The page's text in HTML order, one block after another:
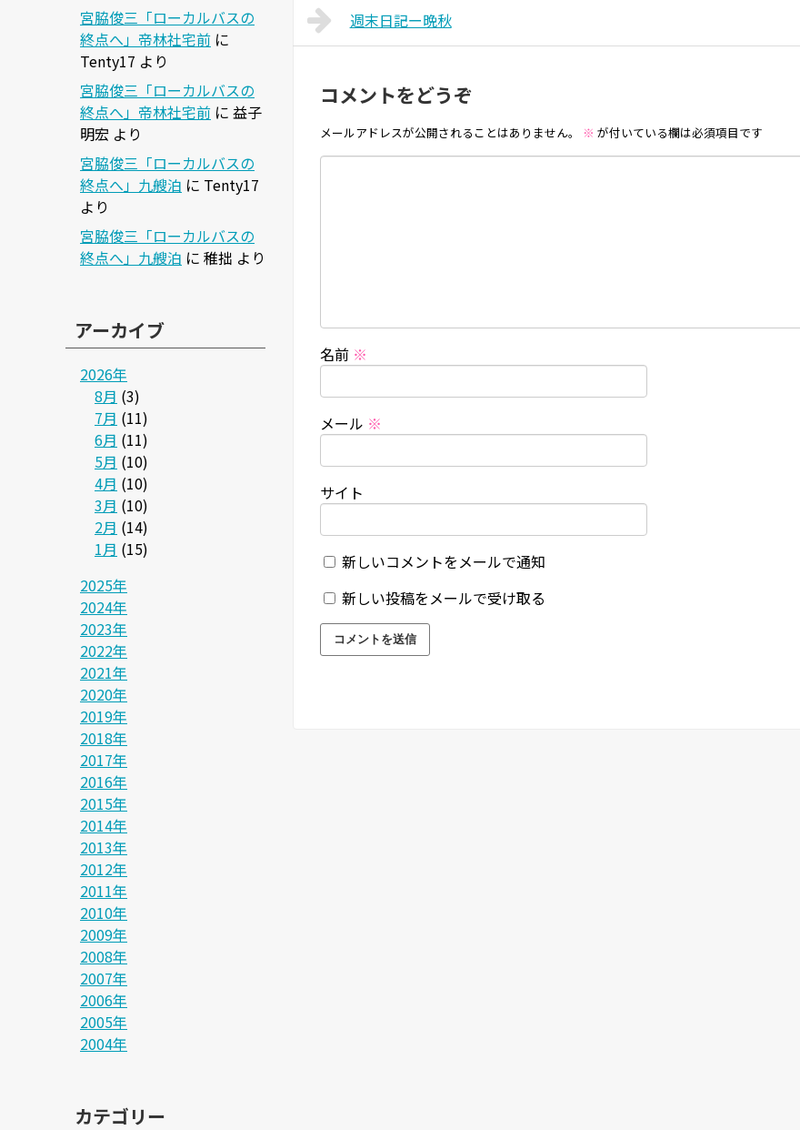
週末日記ー晩秋
コメントをどうぞ
メールアドレスが公開されることはありません。 ※ が付いている欄は必須項目です
名前 ※
メール ※
サイト
新しいコメントをメールで通知
新しい投稿をメールで受け取る
宮脇俊三「ローカルバスの
終点へ」帝林社宅前 に
Tenty17 より
宮脇俊三「ローカルバスの
終点へ」帝林社宅前 に 益子
明宏 より
宮脇俊三「ローカルバスの
終点へ」九艘泊 に Tenty17
より
宮脇俊三「ローカルバスの
終点へ」九艘泊 に 稚拙 より
アーカイブ
2026年
8月 (3)
7月 (11)
6月 (11)
5月 (10)
4月 (10)
3月 (10)
2月 (14)
1月 (15)
2025年
2024年
2023年
2022年
2021年
2020年
2019年
2018年
2017年
2016年
2015年
2014年
2013年
2012年
2011年
2010年
2009年
2008年
2007年
2006年
2005年
2004年
カテゴリー